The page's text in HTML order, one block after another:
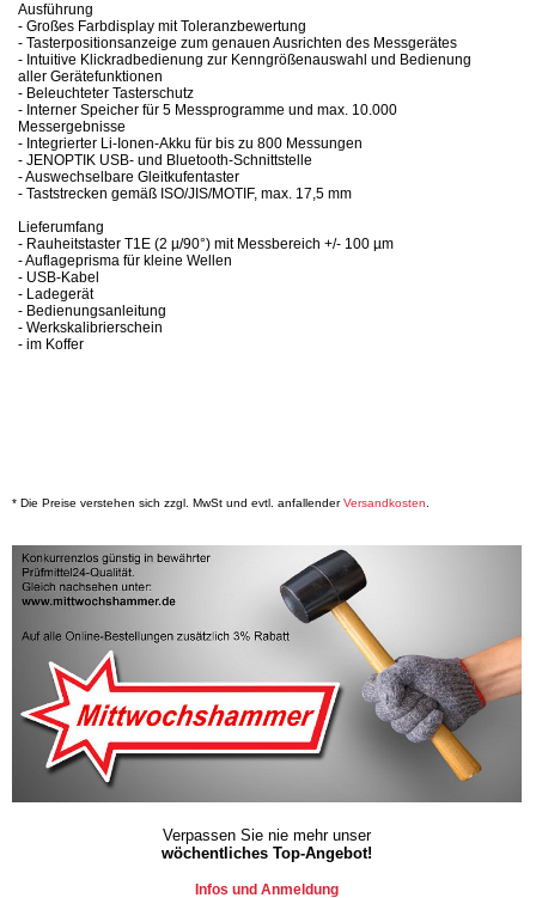
Ausführung
- Großes Farbdisplay mit Toleranzbewertung
- Tasterpositionsanzeige zum genauen Ausrichten des Messgerätes
- Intuitive Klickradbedienung zur Kenngrößenauswahl und Bedienung
aller Gerätefunktionen
- Beleuchteter Tasterschutz
- Interner Speicher für 5 Messprogramme und max. 10.000
Messergebnisse
- Integrierter Li-Ionen-Akku für bis zu 800 Messungen
- JENOPTIK USB- und Bluetooth-Schnittstelle
- Auswechselbare Gleitkufentaster
- Taststrecken gemäß ISO/JIS/MOTIF, max. 17,5 mm
Lieferumfang
- Rauheitstaster T1E (2 µ/90°) mit Messbereich +/- 100 µm
- Auflageprisma für kleine Wellen
- USB-Kabel
- Ladegerät
- Bedienungsanleitung
- Werkskalibrierschein
- im Koffer
* Die Preise verstehen sich zzgl. MwSt und evtl. anfallenderVersandkosten
Verpassen Sie nie mehr unser
wöchentliches Top-Angebot!
Infos und Anmeldung